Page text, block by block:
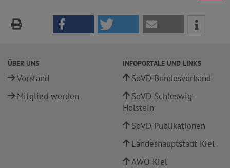
ÜBER UNS
Vorstand
Mitglied werden
INFOPORTALE UND LINKS
SoVD Bundesverband
SoVD Schleswig-
Holstein
SoVD Publikationen
Landeshauptstadt Kiel
AWO Kiel